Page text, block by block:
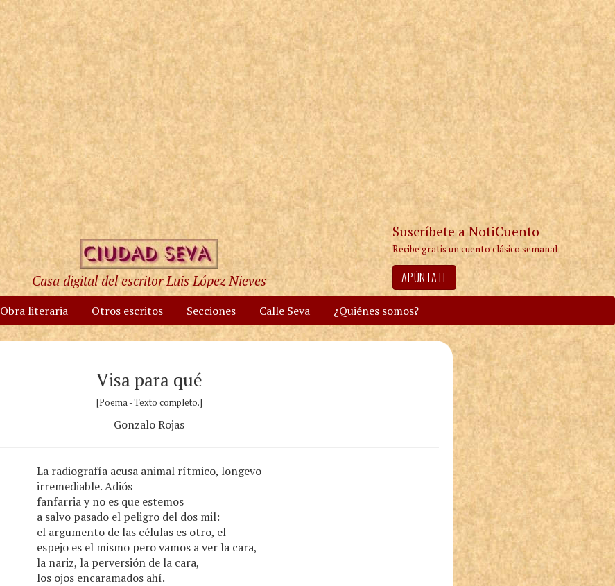
Casa digital del escritor Luis López Nieves
Suscríbete a NotiCuento
Recibe gratis un cuento clásico semanal
APÚNTATE
Obra literaria Otros escritos Secciones Calle Seva ¿Quiénes somos?
Visa para qué
[Poema - Texto completo.]
Gonzalo Rojas
La radiografía acusa animal rítmico, longevo
irremediable. Adiós
fanfarria y no es que estemos
a salvo pasado el peligro del dos mil:
el argumento de las células es otro, el
espejo es el mismo pero vamos a ver la cara,
la nariz, la perversión de la cara,
los ojos encaramados ahí.